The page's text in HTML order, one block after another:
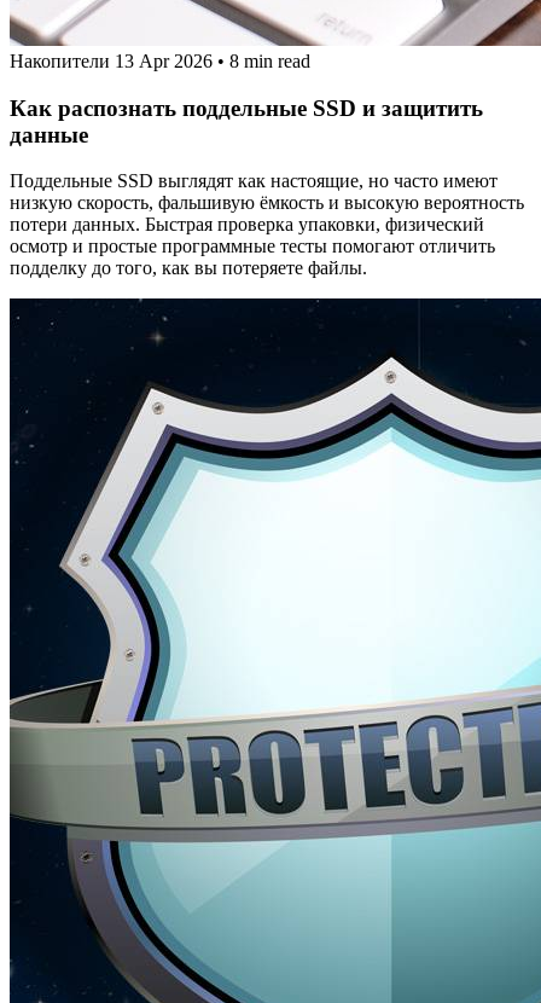
Накопители 13 Apr 2026 • 8 min read
Как распознать поддельные SSD и защитить
данные
Поддельные SSD выглядят как настоящие, но часто имеют
низкую скорость, фальшивую ёмкость и высокую вероятность
потери данных. Быстрая проверка упаковки, физический
осмотр и простые программные тесты помогают отличить
подделку до того, как вы потеряете файлы.